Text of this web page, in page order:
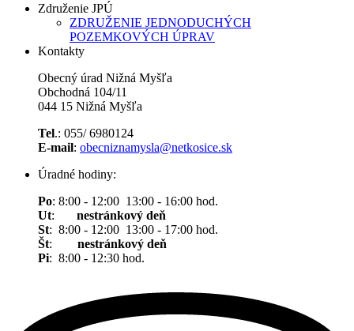
Združenie JPÚ
ZDRUŽENIE JEDNODUCHÝCH
POZEMKOVÝCH ÚPRAV
Kontakty
Obecný úrad Nižná Myšľa
Obchodná 104/11
044 15 Nižná Myšľa
Tel.: 055/ 6980124
E-mail: obecniznamysla@netkosice.sk
Úradné hodiny:
Po: 8:00 - 12:00 13:00 - 16:00 hod.
Ut:
nestránkový deň
St: 8:00 - 12:00 13:00 - 17:00 hod.
Št: nestránkový deň
Pi: 8:00 - 12:30 hod.